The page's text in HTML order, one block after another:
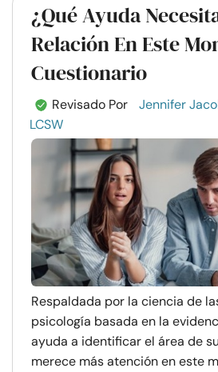
¿Qué Ayuda
Relación En Este
Cuestionario
Revisado Por
Jennifer
LCSW
Respaldada por la ciencia de
psicología basada en la
ayuda a identificar el área de
merece más atención en este